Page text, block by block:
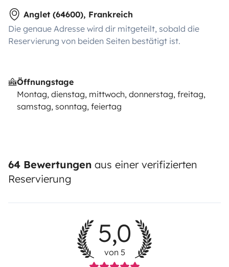
Anglet (64600), Frankreich
Die genaue Adresse wird dir mitgeteilt, sobald die
Reservierung von beiden Seiten bestätigt ist.
Öffnungstage
Montag, dienstag, mittwoch, donnerstag, freitag,
samstag, sonntag, feiertag
64 Bewertungen aus einer verifizierten
Reservierung
5,0
von 5